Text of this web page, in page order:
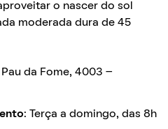
o nascer do sol
moderada dura de 45
da Fome, 4003 –
: Terça a domingo, das 8h